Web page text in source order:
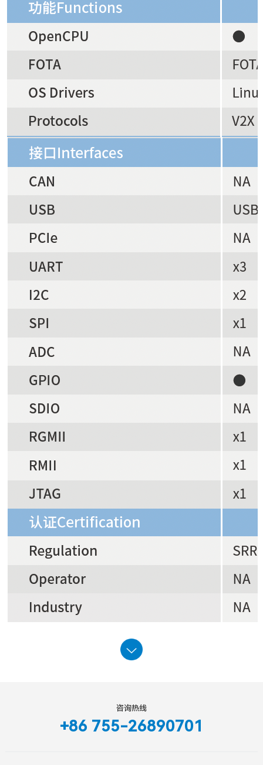
咨询热线
+86 755-26890701